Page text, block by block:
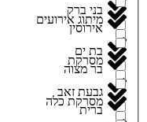
מיתוג אירועים
מסרקת
מסרקת כלה
בני ברק
בת ים
גבעת זאב
אירוסין
בר מצוה
ברית